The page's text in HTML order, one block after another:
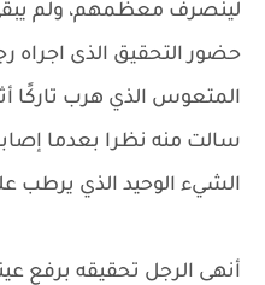
لينصرف معظمهم، ولم
حضور التحقيق الذى اجراه
المتعوس الذي هرب تاركًا
سالت منه نظرا بعدما
الشيء الوحيد الذي يرطب
أنهى الرجل تحقيقه برفع